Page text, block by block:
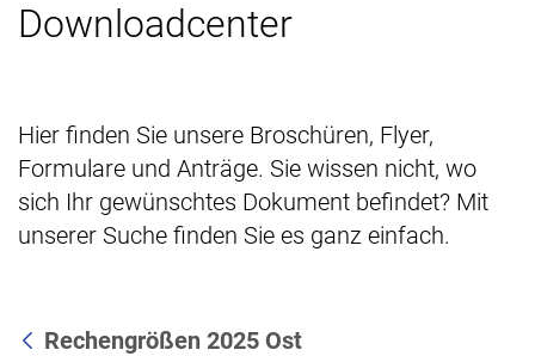
Downloadcenter
Hier finden Sie unsere Broschüren, Flyer,
Formulare und Anträge. Sie wissen nicht, wo
sich Ihr gewünschtes Dokument befindet? Mit
unserer Suche finden Sie es ganz einfach.
Rechengrößen 2025 Ost